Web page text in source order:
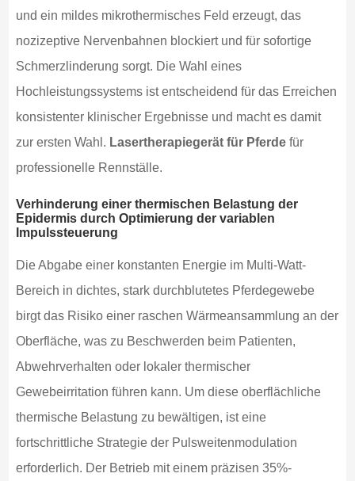
und ein mildes mikrothermisches Feld erzeugt, das
nozizeptive Nervenbahnen blockiert und für sofortige
Schmerzlinderung sorgt. Die Wahl eines
Hochleistungssystems ist entscheidend für das Erreichen
konsistenter klinischer Ergebnisse und macht es damit
zur ersten Wahl. Lasertherapiegerät für Pferdefür
professionelle Rennställe.
Verhinderung einer thermischen Belastung der
Epidermis durch Optimierung der variablen
Impulssteuerung
Die Abgabe einer konstanten Energie im Multi-Watt-
Bereich in dichtes, stark durchblutetes Pferdegewebe
birgt das Risiko einer raschen Wärmeansammlung an der
Oberfläche, was zu Beschwerden beim Patienten,
Abwehrverhalten oder lokaler thermischer
Gewebeirritation führen kann. Um diese oberflächliche
thermische Belastung zu bewältigen, ist eine
fortschrittliche Strategie der Pulsweitenmodulation
erforderlich. Der Betrieb mit einem präzisen 35%-